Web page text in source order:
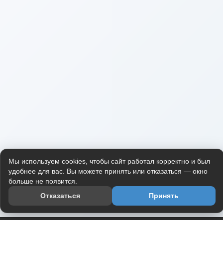
Мы используем cookies, чтобы сайт работал корректно и был
удобнее для вас. Вы можете принять или отказаться — окно
больше не появится.
Отказаться
Принять